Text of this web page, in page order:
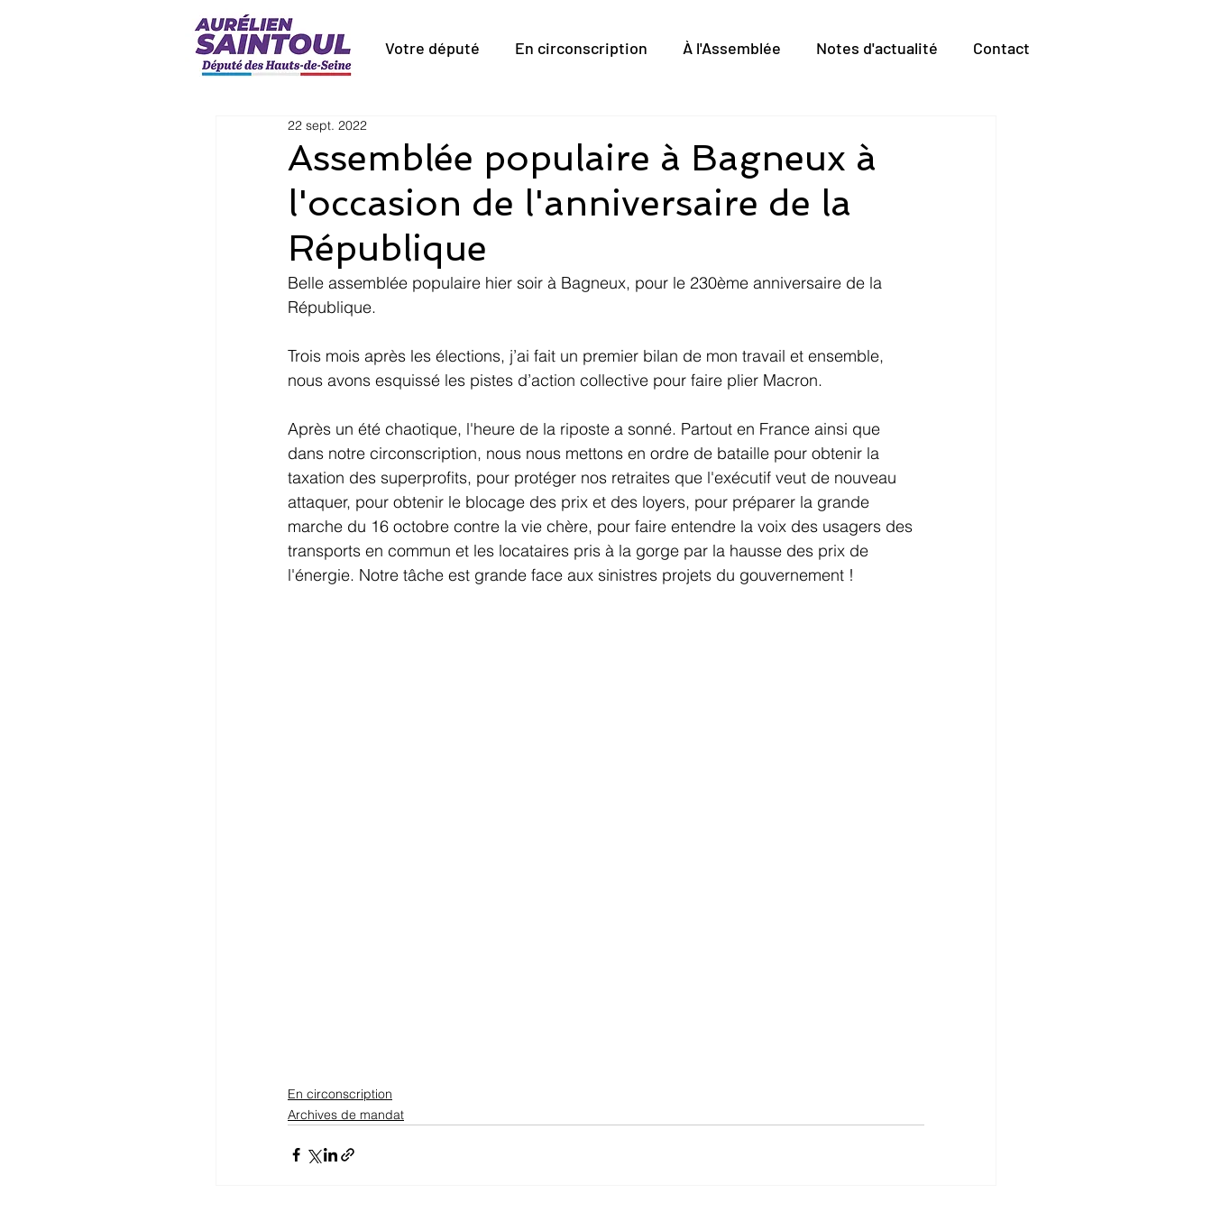
Votre député En circonscription À l'Assemblée Notes d'actualité Contact
Assemblée populaire à Bagneux à
l'occasion de l'anniversaire de la
République
22 sept. 2022
Belle assemblée populaire hier soir à Bagneux, pour le 230ème anniversaire de la
République.
Trois mois après les élections, j’ai fait un premier bilan de mon travail et ensemble,
nous avons esquissé les pistes d’action collective pour faire plier Macron.
Après un été chaotique, l'heure de la riposte a sonné. Partout en France ainsi que
dans notre circonscription, nous nous mettons en ordre de bataille pour obtenir la
taxation des superprofits, pour protéger nos retraites que l'exécutif veut de nouveau
attaquer, pour obtenir le blocage des prix et des loyers, pour préparer la grande
marche du 16 octobre contre la vie chère, pour faire entendre la voix des usagers des
transports en commun et les locataires pris à la gorge par la hausse des prix de
l'énergie. Notre tâche est grande face aux sinistres projets du gouvernement !
En circonscription
Archives de mandat